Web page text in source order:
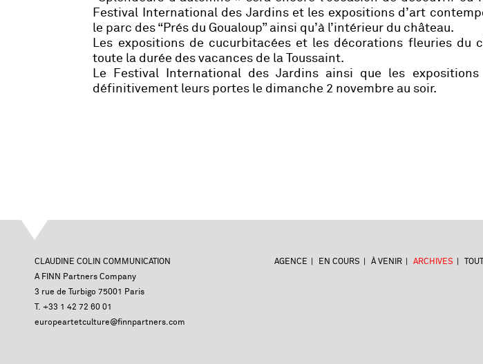
Festival International des Jardins et les expositions d’art
le parc des “Prés du Goualoup” ainsi qu’à l’intérieur du château.
Les expositions de cucurbitacées et les décorations fleuries du
toute la durée des vacances de la Toussaint.
Le Festival International des Jardins ainsi que les expositions
définitivement leurs portes le dimanche 2 novembre au soir.
CLAUDINE COLIN COMMUNICATION
A FINN Partners Company
3 rue de Turbigo 75001 Paris
T. +33 1 42 72 60 01
europeartetculture@finnpartners.com
AGENCE EN COURS À VENIR ARCHIVES